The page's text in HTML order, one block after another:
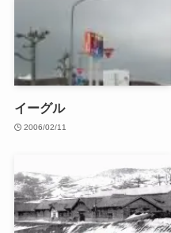
イーグル
2006/02/11